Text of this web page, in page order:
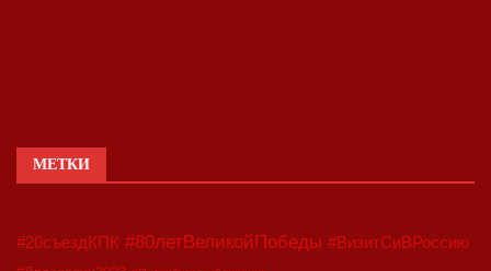
МЕТКИ
#20съездКПК #80летВеликойПобеды #ВизитСиВРоссию